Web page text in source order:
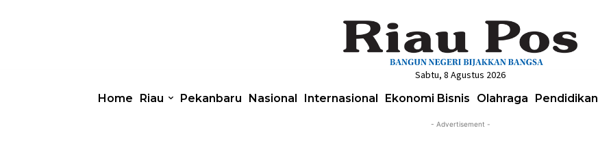
Sabtu, 8 Agustus 2026
Home Riau Pekanbaru Nasional Internasional Ekonomi Bisnis Olahraga Pendidikan
- Advertisement -